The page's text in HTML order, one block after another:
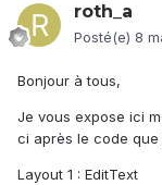
roth_a
Posté(e) 8
Bonjour à tous,
Je vous expose ici
ci après le code
Layout 1 : EditText